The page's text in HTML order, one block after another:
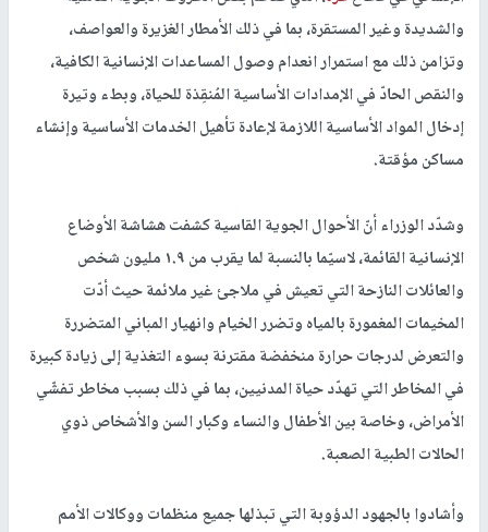
والشديدة وغير المستقرة، بما في ذلك الأمطار الغزيرة والعواصف،
وتزامن ذلك مع استمرار انعدام وصول المساعدات الإنسانية الكافية،
والنقص الحادّ في الإمدادات الأساسية المُنقِذة للحياة، وبطء وتيرة
إدخال المواد الأساسية اللازمة لإعادة تأهيل الخدمات الأساسية وإنشاء
مساكن مؤقتة.
وشدّد الوزراء أنّ الأحوال الجوية القاسية كشفت هشاشة الأوضاع
الإنسانية القائمة، لاسيّما بالنسبة لما يقرب من ١.٩ مليون شخص
والعائلات النازحة التي تعيش في ملاجئ غير ملائمة حيث أدّت
المخيمات المغمورة بالمياه وتضرر الخيام وانهيار المباني المتضررة
والتعرض لدرجات حرارة منخفضة مقترنة بسوء التغذية إلى زيادة كبيرة
في المخاطر التي تهدّد حياة المدنيين، بما في ذلك بسبب مخاطر تفشّي
الأمراض، وخاصة بين الأطفال والنساء وكبار السن والأشخاص ذوي
الحالات الطبية الصعبة.
وأشادوا بالجهود الدؤوبة التي تبذلها جميع منظمات ووكالات الأمم